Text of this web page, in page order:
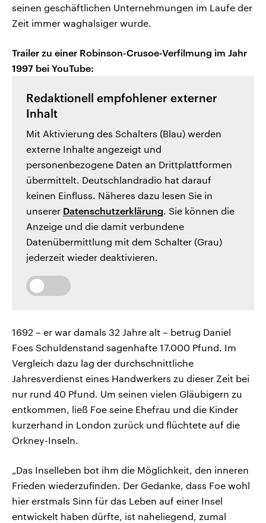
seinen geschäftlichen Unternehmungen im Laufe der
Zeit immer waghalsiger wurde.
Trailer zu einer Robinson-Crusoe-Verfilmung im Jahr
1997 bei YouTube:
Redaktionell empfohlener externer
Inhalt
Mit Aktivierung des Schalters (Blau) werden
externe Inhalte angezeigt und
personenbezogene Daten an Drittplattformen
übermittelt. Deutschlandradio hat darauf
keinen Einfluss. Näheres dazu lesen Sie in
unserer Datenschutzerklärung. Sie können die
Anzeige und die damit verbundene
Datenübermittlung mit dem Schalter (Grau)
jederzeit wieder deaktivieren.
1692 – er war damals 32 Jahre alt – betrug Daniel
Foes Schuldenstand sagenhafte 17.000 Pfund. Im
Vergleich dazu lag der durchschnittliche
Jahresverdienst eines Handwerkers zu dieser Zeit bei
nur rund 40 Pfund. Um seinen vielen Gläubigern zu
entkommen, ließ Foe seine Ehefrau und die Kinder
kurzerhand in London zurück und flüchtete auf die
Orkney-Inseln.
„Das Inselleben bot ihm die Möglichkeit, den inneren
Frieden wiederzufinden. Der Gedanke, dass Foe wohl
hier erstmals Sinn für das Leben auf einer Insel
entwickelt haben dürfte, ist naheliegend, zumal